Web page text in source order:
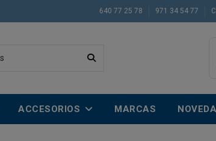
640 77 25 78 971 34 54 77
ACCESORIOS MARCAS